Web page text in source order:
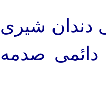
دندان شیری
صدمه